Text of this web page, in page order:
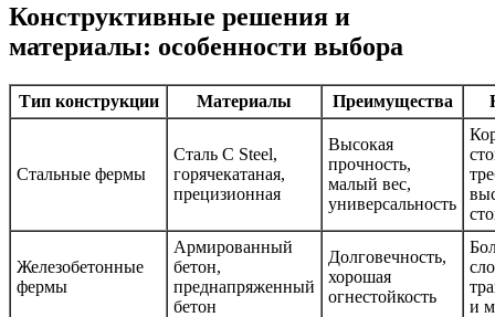
Конструктивные решения и
материалы: особенности выбора
Тип конструкции Материалы Преимущества
Стальные фермы
Сталь C Steel,
горячекатаная,
прецизионная
Высокая
прочность,
малый вес,
универсальность
Железобетонные
фермы
Армированный
бетон,
преднапряженный
бетон
Долговечность,
хорошая
огнестойкость
и